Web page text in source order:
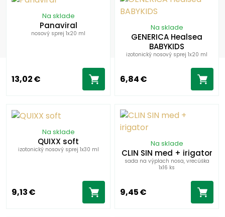
Na sklade
Panaviral
nosový sprej 1x20 ml
13,02 €
Na sklade
GENERICA Healsea
BABYKIDS
izotonický nosový sprej 1x20 ml
6,84 €
Na sklade
QUIXX soft
izotonický nosový sprej 1x30 ml
9,13 €
Na sklade
CLIN SIN med + irigator
sada na výplach nosa, vrecúška
1x16 ks
9,45 €